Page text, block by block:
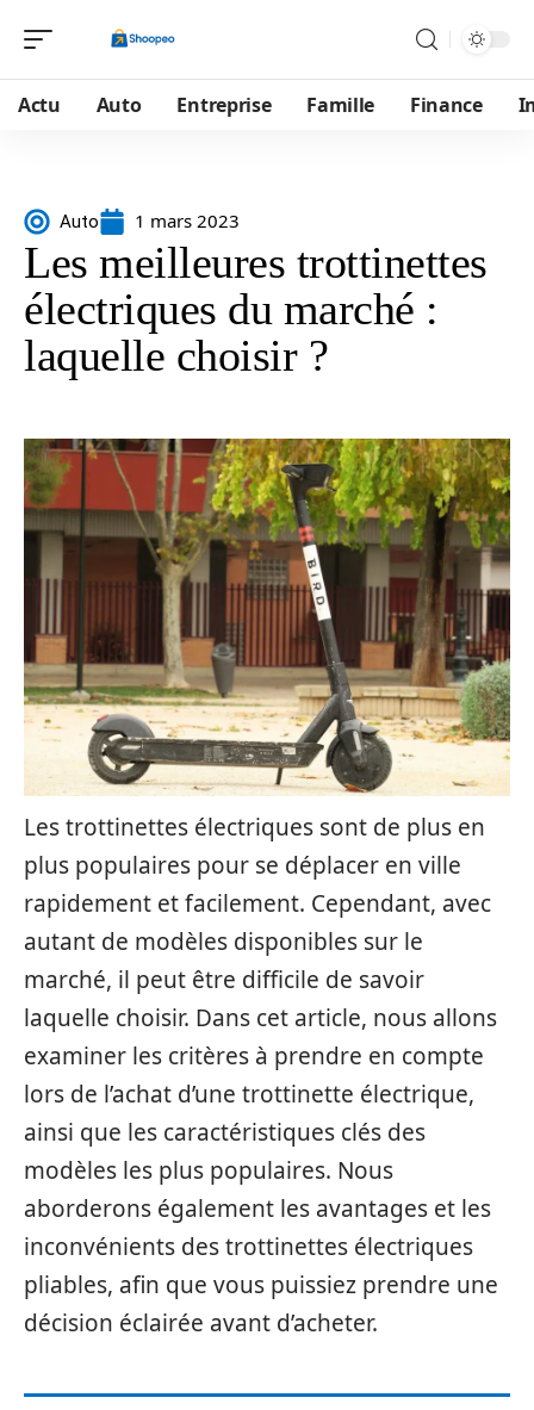
Actu Auto Entreprise Famille Finance
Auto 1 mars 2023
Les meilleures trottinettes
électriques du marché :
laquelle choisir ?
Les trottinettes électriques sont de plus en
plus populaires pour se déplacer en ville
rapidement et facilement. Cependant, avec
autant de modèles disponibles sur le
marché, il peut être difficile de savoir
laquelle choisir. Dans cet article, nous allons
examiner les critères à prendre en compte
lors de l’achat d’une trottinette électrique,
ainsi que les caractéristiques clés des
modèles les plus populaires. Nous
aborderons également les avantages et les
inconvénients des trottinettes électriques
pliables, afin que vous puissiez prendre une
décision éclairée avant d’acheter.